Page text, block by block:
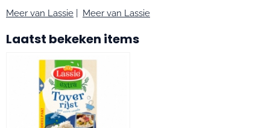
Meer van Lassie Meer van Lassie
Laatst bekeken items